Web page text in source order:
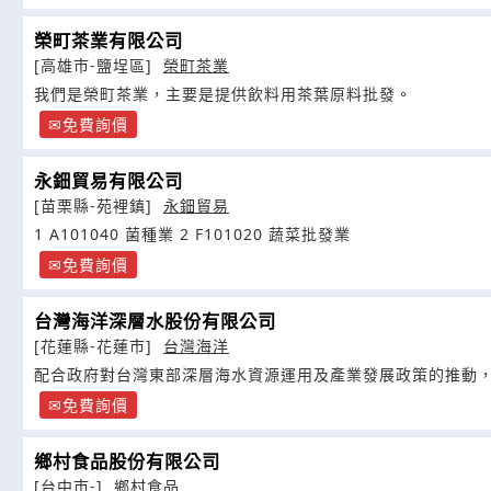
榮町茶業有限公司
[高雄市-鹽埕區]
榮町茶業
我們是榮町茶業，主要是提供飲料用茶葉原料批發。
免費詢價
永鈿貿易有限公司
[苗栗縣-苑裡鎮]
永鈿貿易
1 A101040 菌種業 2 F101020 蔬菜批發業
免費詢價
台灣海洋深層水股份有限公司
[花蓮縣-花蓮市]
台灣海洋
配合政府對台灣東部深層海水資源運用及產業發展政策的推動
免費詢價
鄉村食品股份有限公司
[台中市-]
鄉村食品